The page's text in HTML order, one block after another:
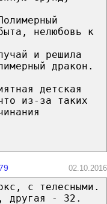
нелюбовь к
и решила
дракон.
детская
из-за таких
02.10.2016
с телесными.
другая - 32.